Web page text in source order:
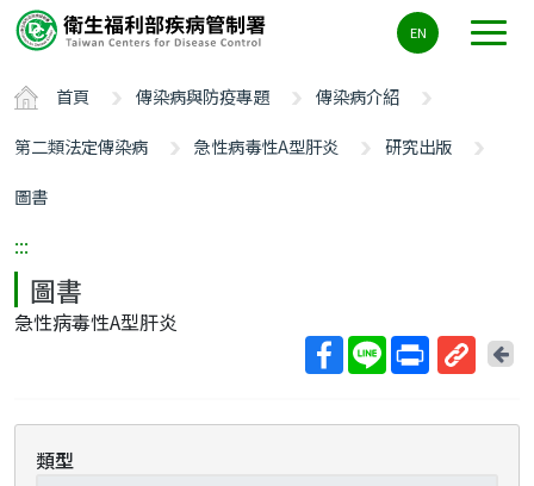
要
容
ALT+C
EN
首頁 傳染病與防疫專題
傳染病介紹
第二類法定傳染病
急性病毒性A型肝炎
研究出版
圖書
:::
圖書
急性病毒性A型肝炎
回
類型